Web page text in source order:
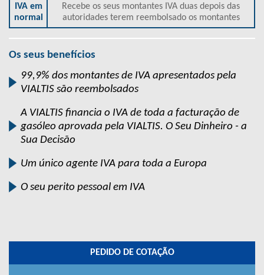
IVA em
normal
Recebe os seus montantes IVA duas depois das
autoridades terem reembolsado os montantes
Os seus benefícios
99,9% dos montantes de IVA apresentados pela
VIALTIS são reembolsados
A VIALTIS financia o IVA de toda a facturação de
gasóleo aprovada pela VIALTIS. O Seu Dinheiro - a
Sua Decisão
Um único agente IVA para toda a Europa
O seu perito pessoal em IVA
PEDIDO DE COTAÇÃO